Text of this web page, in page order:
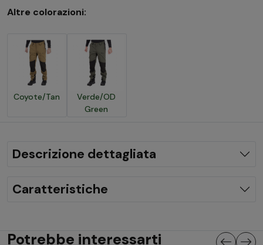
Altre colorazioni:
Coyote/Tan
Verde/OD
Green
Descrizione dettagliata
Caratteristiche
Potrebbe interessarti